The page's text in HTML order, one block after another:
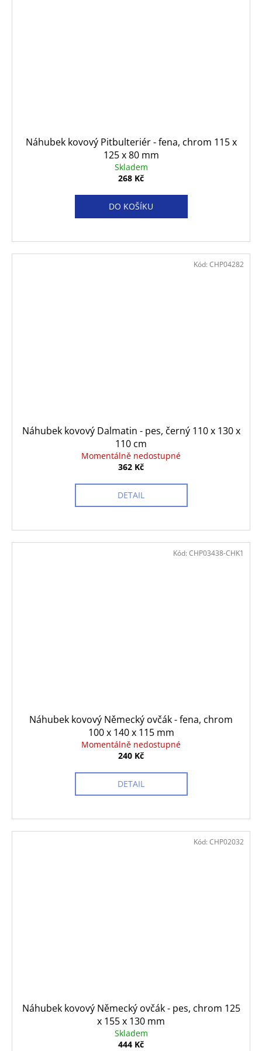
Náhubek kovový Pitbulteriér - fena, chrom 115 x
125 x 80 mm
Skladem
268 Kč
DO KOŠÍKU
Náhubek kovový Dalmatin - pes, černý 110 x 130 x
110 cm
Momentálně nedostupné
362 Kč
DETAIL
Kód: CHP04282
Náhubek kovový Německý ovčák - fena, chrom
100 x 140 x 115 mm
Momentálně nedostupné
240 Kč
DETAIL
Kód: CHP03438-CHK1
Náhubek kovový Německý ovčák - pes, chrom 125
x 155 x 130 mm
Skladem
444 Kč
Kód: CHP02032